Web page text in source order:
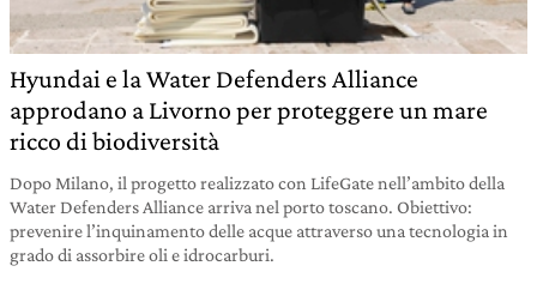
Hyundai e la Water Defenders Alliance
approdano a Livorno per proteggere un mare
ricco di biodiversità
Dopo Milano, il progetto realizzato con LifeGate nell’ambito della
Water Defenders Alliance arriva nel porto toscano. Obiettivo:
prevenire l’inquinamento delle acque attraverso una tecnologia in
grado di assorbire oli e idrocarburi.